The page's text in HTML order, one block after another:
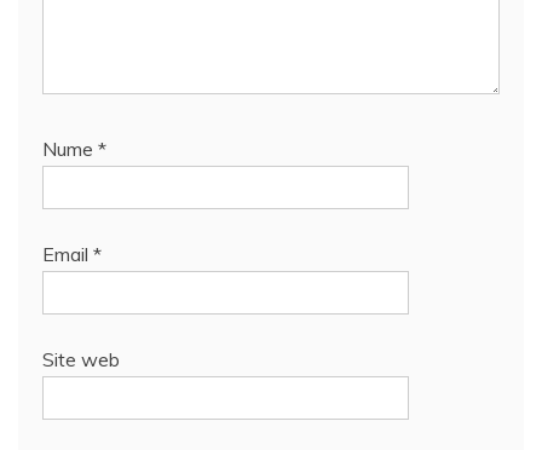
Nume *
Email *
Site web